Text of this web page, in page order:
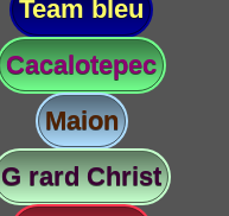
Team bleu
Cacalotepec
Maion
G rard Christ